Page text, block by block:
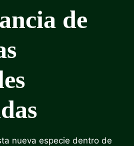
de
nueva especie dentro de